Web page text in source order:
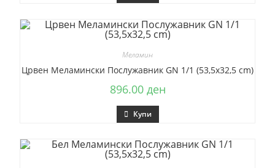
Меламин
Црвен Меламински Послужавник GN 1/1 (53,5х32,5 cm)
896.00 ден
Купи